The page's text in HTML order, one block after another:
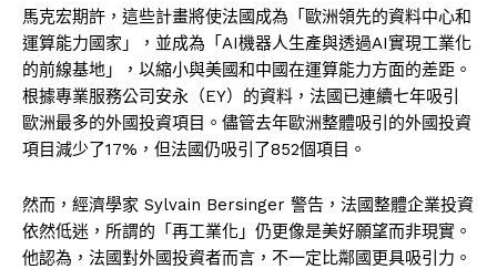
馬克宏期許，這些計畫將使法國成為「歐洲領先的資料中心和
運算能力國家」，並成為「AI機器人生產與透過AI實現工業化
的前線基地」，以縮小與美國和中國在運算能力方面的差距。
根據專業服務公司安永（EY）的資料，法國已連續七年吸引
歐洲最多的外國投資項目。儘管去年歐洲整體吸引的外國投資
項目減少了17%，但法國仍吸引了852個項目。
然而，經濟學家 Sylvain Bersinger 警告，法國整體企業投資
依然低迷，所謂的「再工業化」仍更像是美好願望而非現實。
他認為，法國對外國投資者而言，不一定比鄰國更具吸引力。